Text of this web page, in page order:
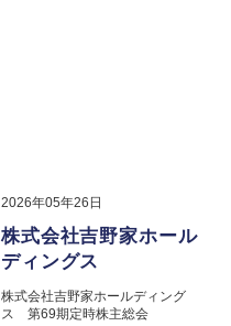
2026年05年26日
株式会社吉野家ホール
ディングス
株式会社吉野家ホールディング
ス 第69期定時株主総会